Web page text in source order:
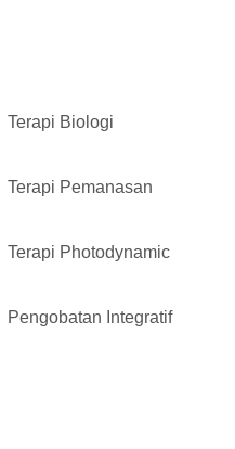
Terapi Biologi
Terapi Pemanasan
Terapi Photodynamic
Pengobatan Integratif